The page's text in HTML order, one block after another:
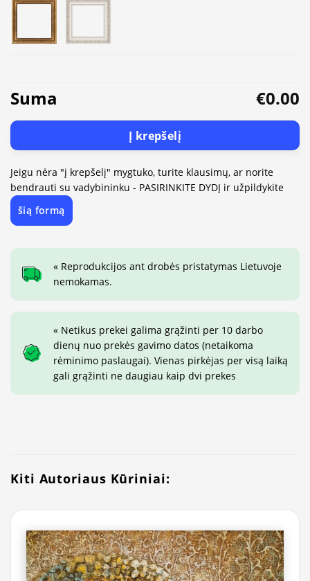
Suma €0.00
Į krepšelį
Jeigu nėra "į krepšelį" mygtuko, turite klausimų, ar norite
bendrauti su vadybininku - PASIRINKITE DYDĮ ir užpildykite
šią formą
« Reprodukcijos ant drobės pristatymas Lietuvoje
nemokamas.
« Netikus prekei galima grąžinti per 10 darbo
dienų nuo prekės gavimo datos (netaikoma
rėminimo paslaugai). Vienas pirkėjas per visą laiką
gali grąžinti ne daugiau kaip dvi prekes
Kiti Autoriaus Kūriniai: